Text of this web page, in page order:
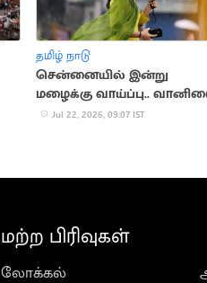
தமிழ் நாடு
சென்னையில் இன்று
மழைக்கு வாய்ப்பு..
மையம் அப்டேட்
Jul 22, 2026, 09:07 IST
மற்ற பிரிவுகள்
லோக்கல்